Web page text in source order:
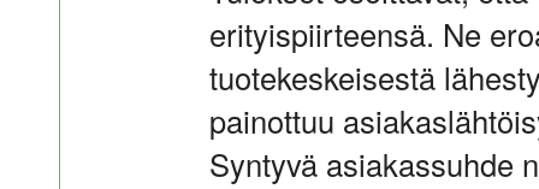
erityispiirteensä. Ne
tuotekeskeisestä
painottuu
Syntyvä asiakassuhde